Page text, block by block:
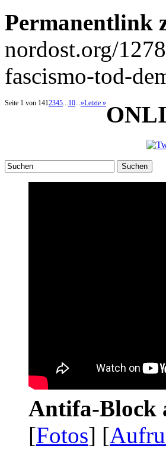
Permanentlink
nordost.org/
fascismo-tod-
Seite 1 von 1412345...10...»Letzte »
Suchen
Antifa-Block
[Fotos] [